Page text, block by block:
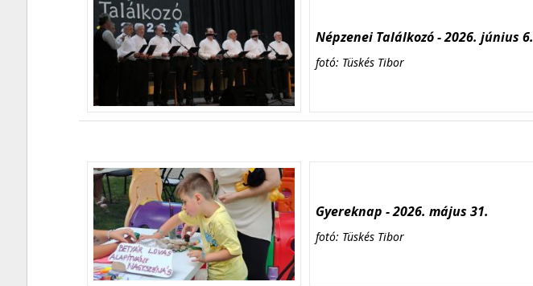
Népzenei Találkozó - 2026. június 6.
fotó: Tüskés Tibor
Gyereknap - 2026. május 31.
fotó: Tüskés Tibor